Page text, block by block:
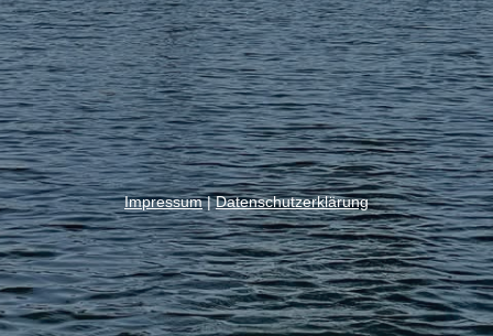
Impressum|Datenschutzerklärung